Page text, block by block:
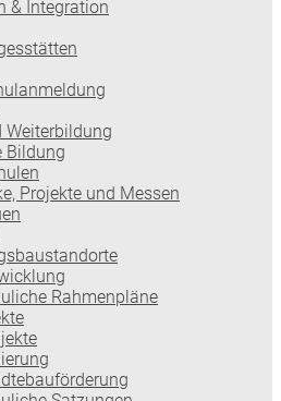
& Integration
Weiterbildung
Bildung
Projekte und Messen
Rahmenpläne